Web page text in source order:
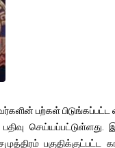
பற்கள் பிடுங்கப்பட்ட
செய்யப்பட்டுள்ளது.
பகுதிக்குட்பட்ட